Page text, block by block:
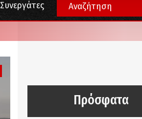
Συνεργάτες
Πρόσφατα